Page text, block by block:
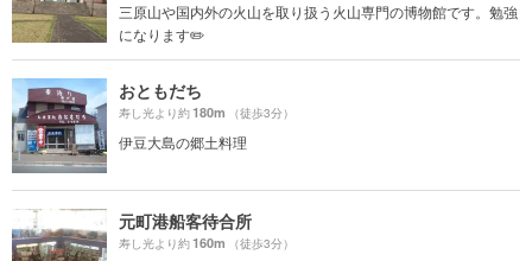
三原山や国内外の火山を取り扱う火山専門の博物館です。勉強
になります✏️
おともだち
寿し光より約180m （徒歩3分）
伊豆大島の郷土料理
元町港船客待合所
寿し光より約160m （徒歩3分）